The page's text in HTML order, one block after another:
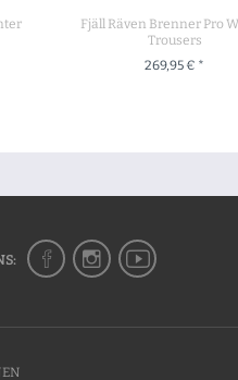
Fjäll Räven Brenner Pro
Trousers
269,95 € *